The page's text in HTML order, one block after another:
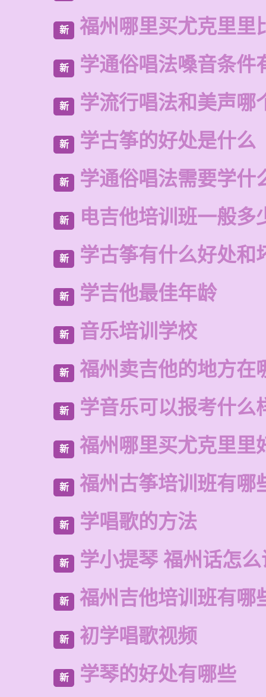
新 福州哪里买尤克里里
新 学通俗唱法嗓音条件
新 学流行唱法和美声哪
新 学古筝的好处是什么
新 学通俗唱法需要学什
新 电吉他培训班一般多
新 学古筝有什么好处和
新 学吉他最佳年龄
新 音乐培训学校
新 福州卖吉他的地方在
新 学音乐可以报考什么
新 福州哪里买尤克里里
新 福州古筝培训班有哪
新 学唱歌的方法
新 学小提琴 福州话怎
新 福州吉他培训班有哪
新 初学唱歌视频
新 学琴的好处有哪些